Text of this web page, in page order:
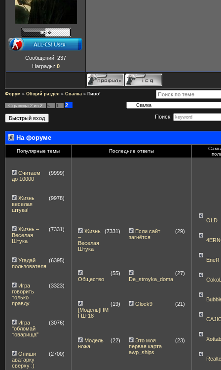
Сообщений: 237
Награды: 0
Форум » Общий раздел » Свалка » Пиво!
Страница 2 из 2 « 1
2
Поиск:
На форуме
Популярные темы Последние ответы
Считаем
до 10000
(9999)
Жизнь
веселая
штука!
(9978)
Жизнь –
Веселая
Штука
(7331)
Угадай
пользователя
(6395)
Игра
говорить
только
правду
(3323)
Игра
"обломай
товарища"
(3076)
Опиши
аватарку
сверху :)
(2700)
Жизнь
–
Веселая
Штука
(7331)
Если сайт
загнётся
(29)
Общество
(55)
De_stroyka_doma
(27)
[Модель]ПМ
ГШ-18
(19) Glock9 (21)
Модель
ножа
(22)
Это моя
первая карта
awp_ships
(23)
OLD
EneR